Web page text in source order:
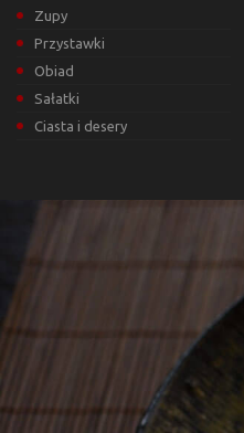
Zupy
Przystawki
Obiad
Sałatki
Ciasta i desery